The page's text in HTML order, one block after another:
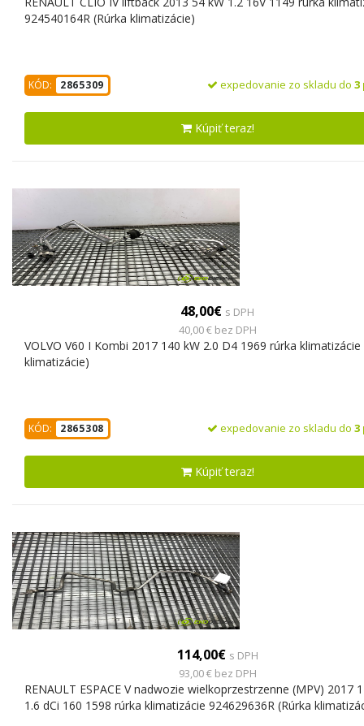
924540164R (Rúrka klimatizácie)
KÓD: 2865309 expedovanie zo skladu do 3
Kúpiť teraz!
48,00€ s DPH
40,00 € bez DPH
VOLVO V60 I Kombi 2017 140 kW 2.0 D4 1969 rúrka klimatizácie
klimatizácie)
KÓD: 2865308 expedovanie zo skladu do 3
Kúpiť teraz!
114,00€ s DPH
93,00 € bez DPH
RENAULT ESPACE V nadwozie wielkoprzestrzenne (MPV) 2017
1.6 dCi 160 1598 rúrka klimatizácie 924629636R (Rúrka